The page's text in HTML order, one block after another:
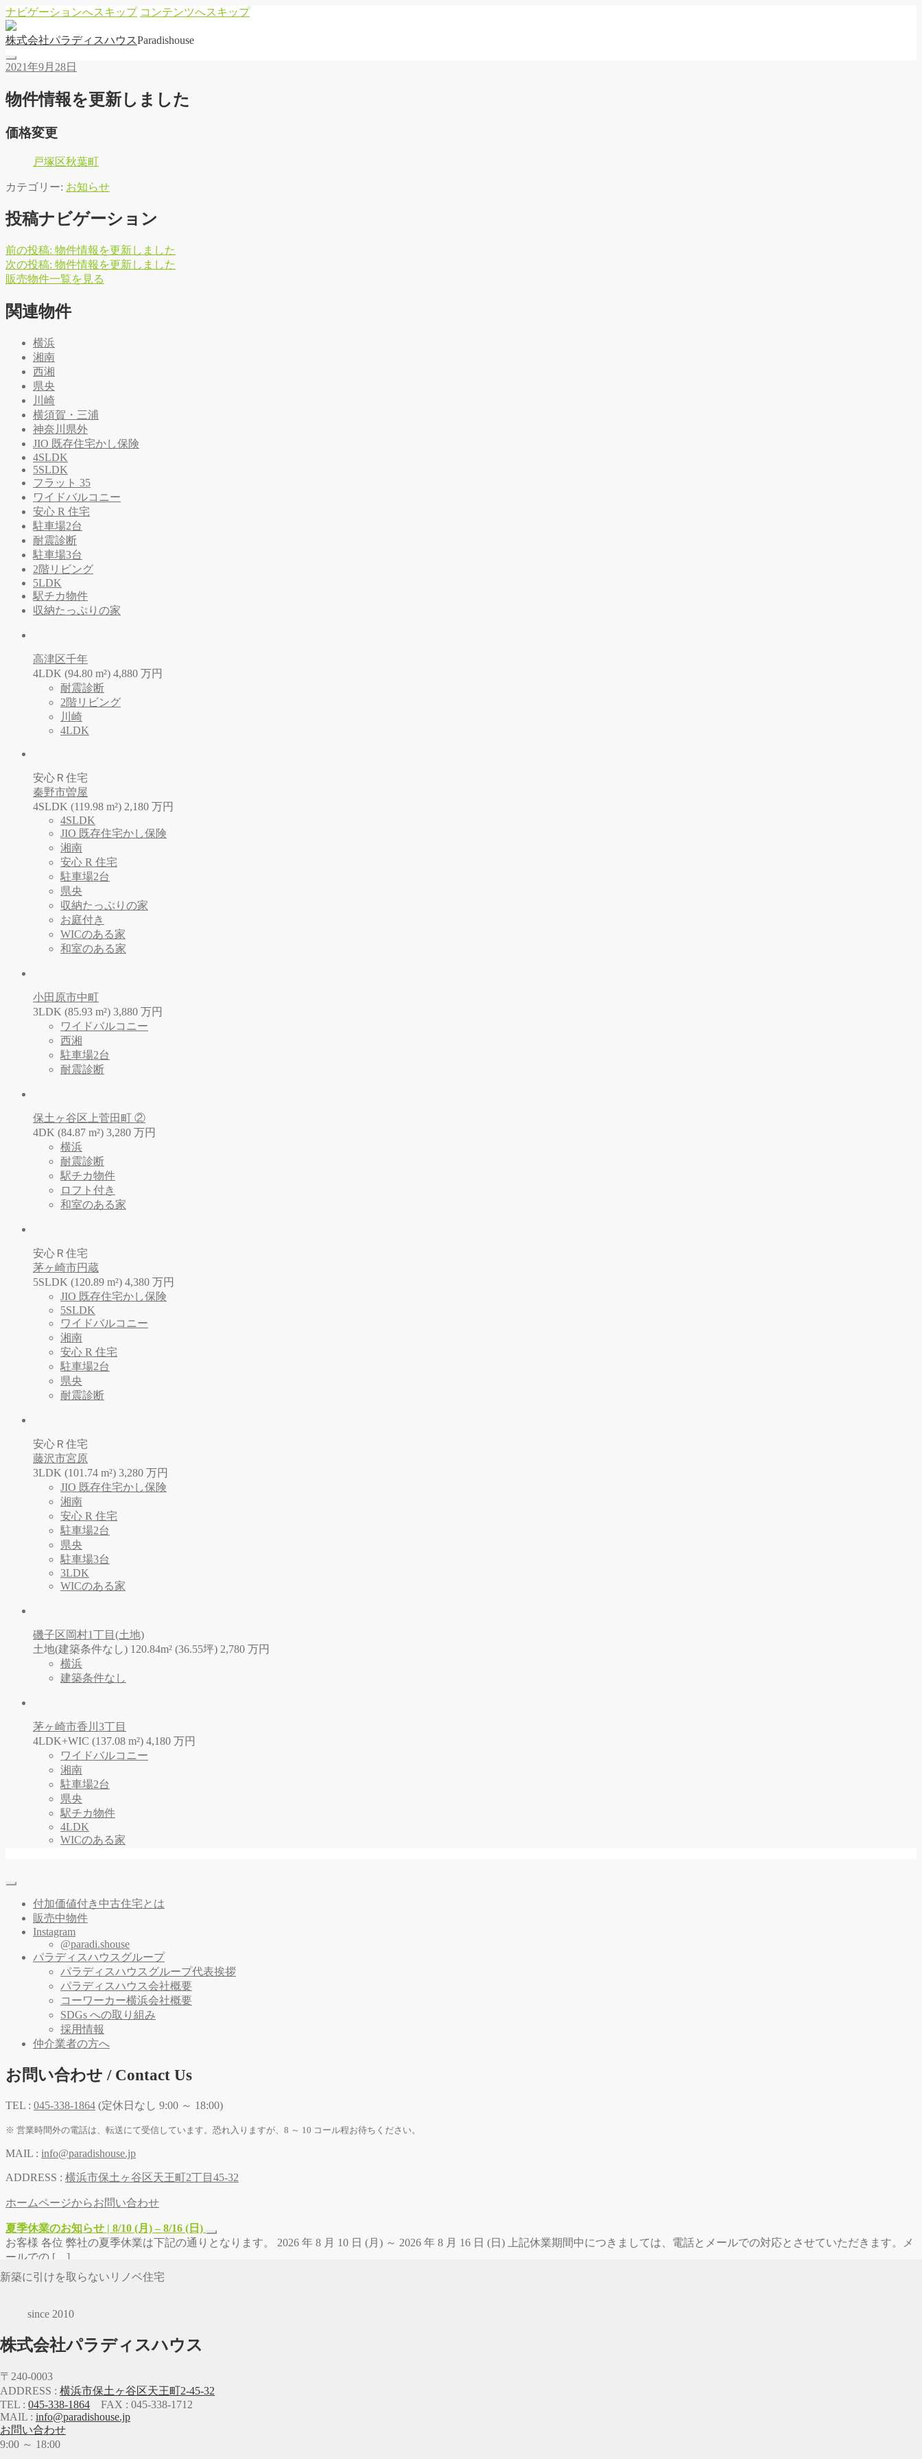
ナビゲーションへスキップ コンテンツへスキップ
株式会社パラディ スハウ スParadishouse
2021年9月28日
物件情報を更新しました
価格変更
戸塚区秋葉町
カテゴリー: お知らせ
投稿ナビゲーション
前の投稿: 物件情報を更新しました
次の投稿: 物件情報を更新しました
販売物件一覧を 見る
関連物件
横浜
湘南
西湘
県央
川崎
横須賀・三浦
神奈川県外
JIO 既存住宅かし保険
4SLDK
5SLDK
フラット 35
ワイドバルコニー
安心 R 住宅
駐車場2台
耐震診断
駐車場3台
2階リビング
5LDK
駅チカ物件
収納たっぷりの家
高津区千年
4LDK (94.80 m²) 4,880 万円
耐震診断
2階リビング
川崎
4LDK
安心Ｒ住宅
秦野市曽屋
4SLDK (119.98 m²) 2,180 万円
4SLDK
JIO 既存住宅かし保険
湘南
安心 R 住宅
駐車場2台
県央
収納たっぷりの家
お庭付き
WICのある家
和室のある家
小田原市中町
3LDK (85.93 m²) 3,880 万円
ワイドバルコニー
西湘
駐車場2台
耐震診断
保土ヶ谷区上菅田町 ②
4DK (84.87 m²) 3,280 万円
横浜
耐震診断
駅チカ物件
ロフト付き
和室のある家
安心Ｒ住宅
茅ヶ崎市円蔵
5SLDK (120.89 m²) 4,380 万円
JIO 既存住宅かし保険
5SLDK
ワイドバルコニー
湘南
安心 R 住宅
駐車場2台
県央
耐震診断
安心Ｒ住宅
藤沢市宮原
3LDK (101.74 m²) 3,280 万円
JIO 既存住宅かし保険
湘南
安心 R 住宅
駐車場2台
県央
駐車場3台
3LDK
WICのある家
磯子区岡村1丁目(土地)
土地(建築条件なし) 120.84m² (36.55坪) 2,780 万円
横浜
建築条件なし
茅ヶ崎市香川3丁目
4LDK+WIC (137.08 m²) 4,180 万円
ワイドバルコニー
湘南
駐車場2台
県央
駅チカ物件
4LDK
WICのある家
新築に引けを取らないリノベ住宅
since 2010
株式会社パラディスハウス
〒240-0003
ADDRESS : 横浜市保土ヶ谷区天王町2-45-32
TEL : 045-338-1864 FAX : 045-338-1712
MAIL : info@paradishouse.jp
お問い合わせ
9:00 ～ 18:00
付加価値付き中古住宅とは
販売中物件
Instagram
@paradi.shouse
パラディスハウスグループ
パラディスハウスグループ代表挨拶
パラディスハウス会社概要
コーワーカー横浜会社概要
SDGs への取り組み
採用情報
仲介業者の方へ
お問い合わせ / Contact Us
TEL : 045-338-1864 (定休日なし 9:00 ～ 18:00)
※ 営業時間外の電話は、転送にて受信しています。恐れ入りますが、8 ～ 10 コール程お待ちください。
MAIL : info@paradishouse.jp
ADDRESS : 横浜市保土ヶ谷区天王町2丁目45-32
ホームページからお問い合わせ
夏季休業のお知らせ | 8/10 (月) – 8/16 (日)
お客様 各位 弊社の夏季休業は下記の通りとなります。 2026 年 8 月 10 日 (月) ～ 2026 年 8 月 16 日 (日) 上記休業期間中につきましては、電話とメールでの対応とさせていただきます。メ
ールでの […]